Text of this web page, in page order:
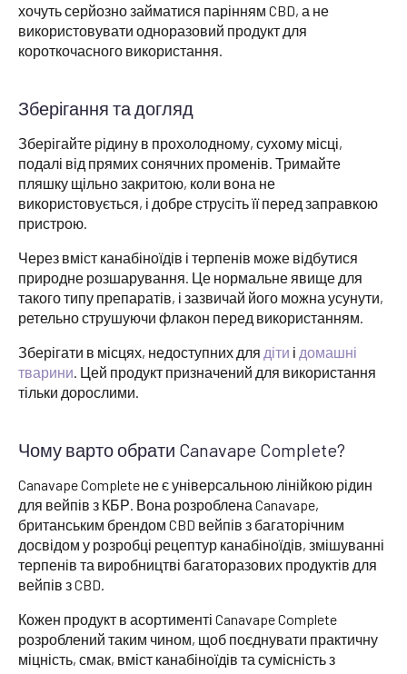
хочуть серйозно займатися парінням CBD, а не
використовувати одноразовий продукт для
короткочасного використання.
Зберігання та догляд
Зберігайте рідину в прохолодному, сухому місці,
подалі від прямих сонячних променів. Тримайте
пляшку щільно закритою, коли вона не
використовується, і добре струсіть її перед заправкою
пристрою.
Через вміст канабіноїдів і терпенів може відбутися
природне розшарування. Це нормальне явище для
такого типу препаратів, і зазвичай його можна усунути,
ретельно струшуючи флакон перед використанням.
Зберігати в місцях, недоступних для діти і домашні
тварини . Цей продукт призначений для використання
тільки дорослими.
Чому варто обрати Canavape Complete?
Canavape Complete не є універсальною лінійкою рідин
для вейпів з КБР. Вона розроблена Canavape,
британським брендом CBD вейпів з багаторічним
досвідом у розробці рецептур канабіноїдів, змішуванні
терпенів та виробництві багаторазових продуктів для
вейпів з CBD.
Кожен продукт в асортименті Canavape Complete
розроблений таким чином, щоб поєднувати практичну
міцність, смак, вміст канабіноїдів та сумісність з